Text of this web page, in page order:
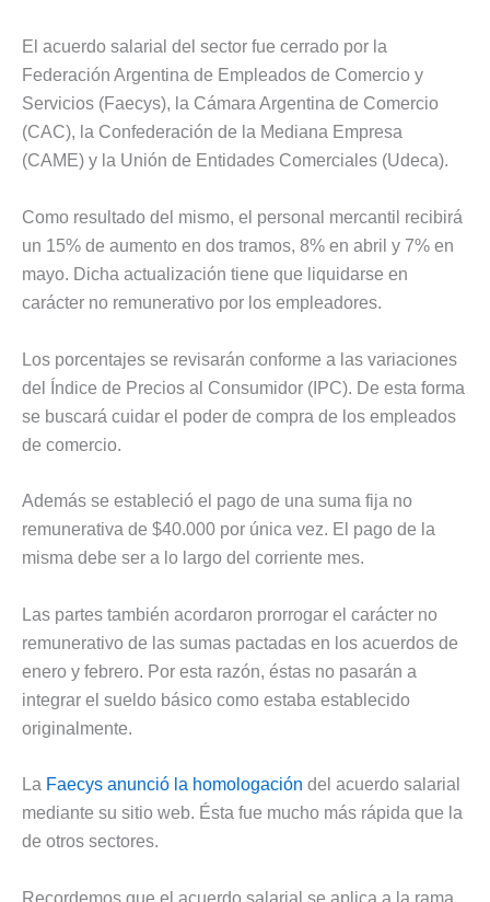
El acuerdo salarial del sector fue cerrado por la
Federación Argentina de Empleados de Comercio y
Servicios (Faecys), la Cámara Argentina de Comercio
(CAC), la Confederación de la Mediana Empresa
(CAME) y la Unión de Entidades Comerciales (Udeca).
Como resultado del mismo, el personal mercantil recibirá
un 15% de aumento en dos tramos, 8% en abril y 7% en
mayo. Dicha actualización tiene que liquidarse en
carácter no remunerativo por los empleadores.
Los porcentajes se revisarán conforme a las variaciones
del Índice de Precios al Consumidor (IPC). De esta forma
se buscará cuidar el poder de compra de los empleados
de comercio.
Además se estableció el pago de una suma fija no
remunerativa de $40.000 por única vez. El pago de la
misma debe ser a lo largo del corriente mes.
Las partes también acordaron prorrogar el carácter no
remunerativo de las sumas pactadas en los acuerdos de
enero y febrero. Por esta razón, éstas no pasarán a
integrar el sueldo básico como estaba establecido
originalmente.
La Faecys anunció la homologación del acuerdo salarial
mediante su sitio web. Ésta fue mucho más rápida que la
de otros sectores.
Recordemos que el acuerdo salarial se aplica a la rama